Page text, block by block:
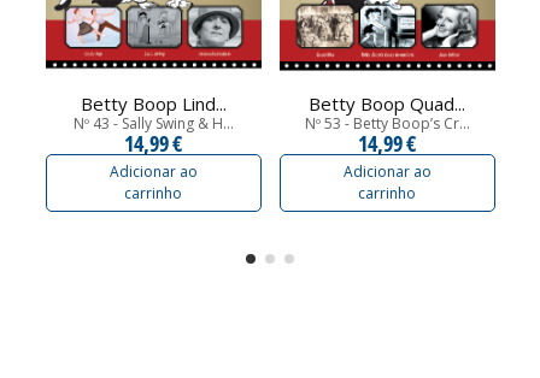
Betty Boop Lind...
Nº 43 - Sally Swing & H...
14,99 €
Adicionar ao
carrinho
Betty Boop Quad...
Nº 53 - Betty Boop’s Cr...
14,99 €
Adicionar ao
carrinho